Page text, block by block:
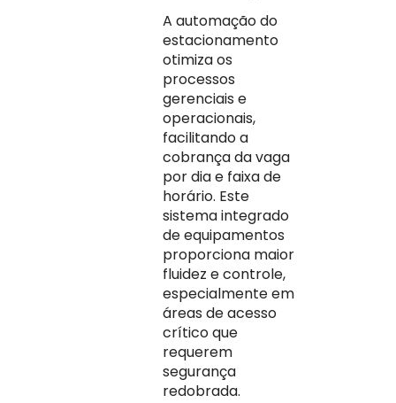
A automação do
estacionamento
otimiza os
processos
gerenciais e
operacionais,
facilitando a
cobrança da vaga
por dia e faixa de
horário. Este
sistema integrado
de equipamentos
proporciona maior
fluidez e controle,
especialmente em
áreas de acesso
crítico que
requerem
segurança
redobrada.